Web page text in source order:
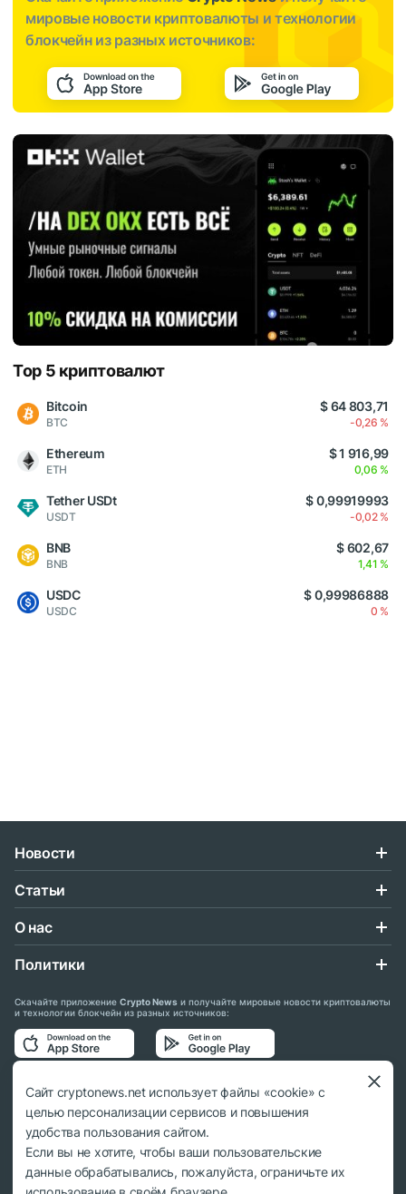
мировые новости криптовалюты и технологии
блокчейн из разных источников:
Top 5 криптовалют
Bitcoin
BTC
$ 64 803,71
-0,26 %
Ethereum
ETH
$ 1 916,99
0,06 %
Tether USDt
USDT
$ 0,99919993
-0,02 %
BNB
BNB
$ 602,67
1,41 %
USDC
USDC
$ 0,99986888
0 %
Новости
Статьи
О нас
Политики
Скачайте приложение Crypto News и получайте мировые новости криптовалюты
и технологии блокчейн из разных источников:
Подписывайтесь на нас в социальных сетях:
© 2018 - 2026 Crypto News. При использовании материалов ссылка на
Сайт cryptonews.net использует файлы «cookie» с
целью персонализации сервисов и повышения
удобства пользования сайтом.
Если вы не хотите, чтобы ваши пользовательские
данные обрабатывались, пожалуйста, ограничьте их